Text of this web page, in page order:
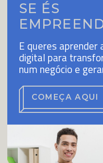
SE ÉS
E queres aprender
digital para
num negócio e
COMEÇA AQUI